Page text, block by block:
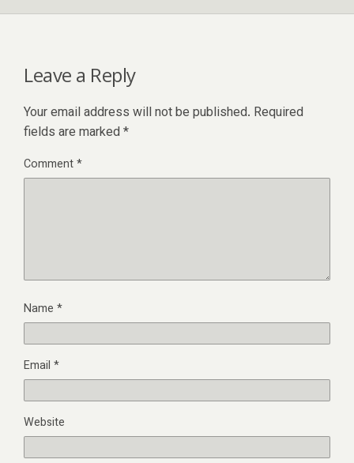
Leave a Reply
Your email address will not be published. Required
fields are marked *
Comment*
Name *
Email *
Website